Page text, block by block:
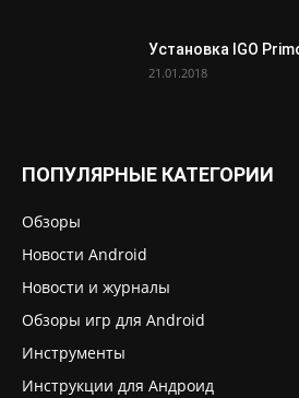
Установка IGO
21.01.2018
ПОПУЛЯРНЫЕ КАТЕГОРИИ
Обзоры
Новости Android
Новости и журналы
Обзоры игр для Android
Инструменты
Инструкции для Андроид